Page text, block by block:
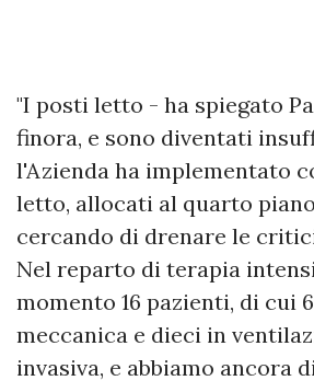
"I posti letto - ha spiegato
finora, e sono diventati
l'Azienda ha implementato
letto, allocati al quarto
cercando di drenare le
Nel reparto di terapia
momento 16 pazienti, di cui
meccanica e dieci in
invasiva, e abbiamo ancora